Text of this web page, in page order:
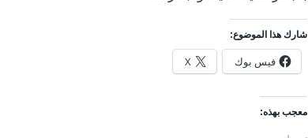
شارك هذا الموضوع:
فيس بوك X
معجب بهذه: